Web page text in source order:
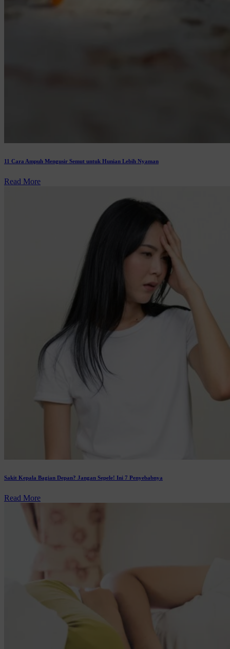
11 Cara Ampuh Mengusir Semut untuk Hunian Lebih Nyaman
Read More
Sakit Kepala Bagian Depan? Jangan Sepele! Ini 7 Penyebabnya
Read More